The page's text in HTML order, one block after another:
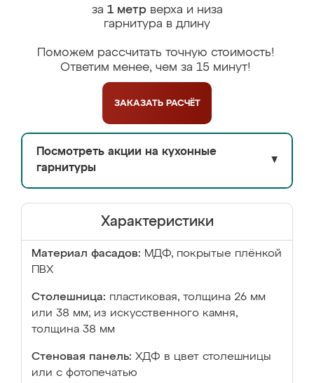
за 1 метрверха и низа
гарнитура в длину
Поможем рассчитать точную стоимость!
Ответим менее, чем за 15 минут!
ЗАКАЗАТЬ РАСЧЁТ
Посмотреть акции на кухонные
гарнитуры
▼
Характеристики
Материал фасадов: МДФ, покрытые плёнкой
ПВХ
Столешница: пластиковая, толщина 26 мм
или 38 мм; из искусственного камня,
толщина 38 мм
Стеновая панель: ХДФ в цвет столешницы
или с фотопечатью